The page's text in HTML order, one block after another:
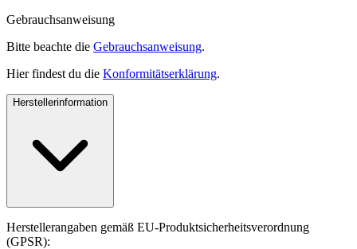
Gebrauchsanweisung
Bitte beachte die Gebrauchsanweisung.
Hier findest du die Konformitätserklärung.
Herstellerinformation
Herstellerangaben gemäß EU-Produktsicherheitsverordnung
(GPSR):